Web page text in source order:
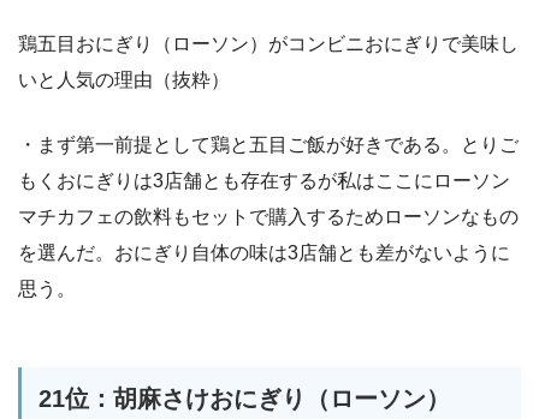
鶏五目おにぎり（ローソン）がコンビニおにぎりで美味し
いと人気の理由（抜粋）
・まず第一前提として鶏と五目ご飯が好きである。とりご
もくおにぎりは3店舗とも存在するが私はここにローソン
マチカフェの飲料もセットで購入するためローソンなもの
を選んだ。おにぎり自体の味は3店舗とも差がないように
思う。
21位：胡麻さけおにぎり（ローソン）